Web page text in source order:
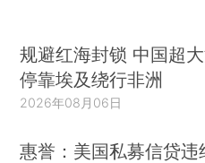
规避红海封锁 中国超
停靠埃及绕行非洲
2026年08月06日
惠誉：美国私募信贷违